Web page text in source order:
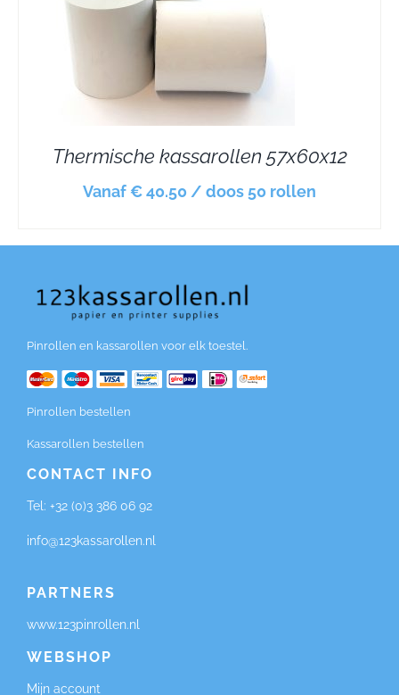
Thermische kassarollen 57x60x12
Vanaf € 40.50 / doos 50 rollen
Pinrollen en kassarollen voor elk toestel.
Pinrollen bestellen
Kassarollen bestellen
CONTACT INFO
Tel: +32 (0)3 386 06 92
info@123kassarollen.nl
PARTNERS
www.123pinrollen.nl
WEBSHOP
Mijn account